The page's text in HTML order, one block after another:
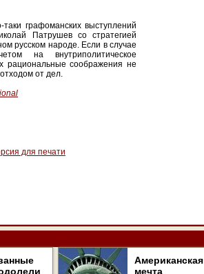
графоманских выступлений
Патрушев со стратегией
русском народе. Если в случае
на внутриполитическое
рациональные соображения не
от дел.
для печати
Американская
мечта